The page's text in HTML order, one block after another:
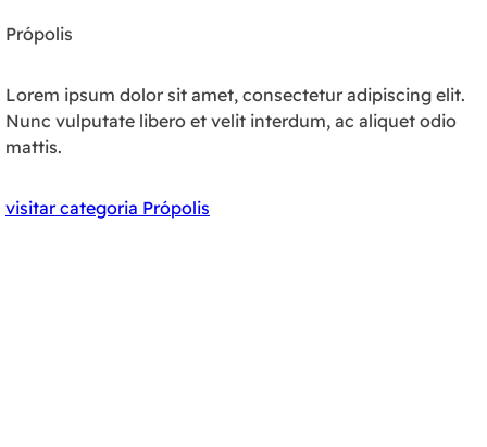
Própolis
Lorem ipsum dolor sit amet, consectetur adipiscing elit.
Nunc vulputate libero et velit interdum, ac aliquet odio
mattis.
visitar categoria Própolis